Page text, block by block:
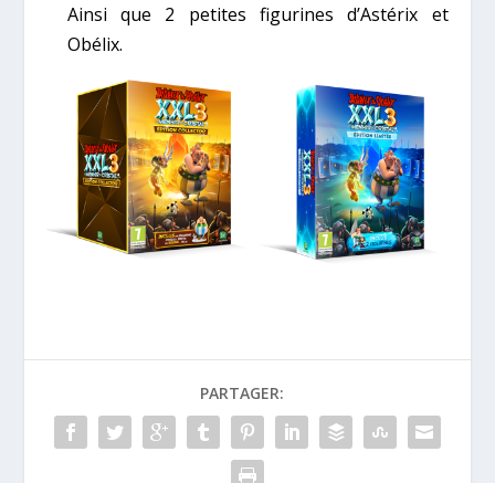
Ainsi que 2 petites figurines d’Astérix et
Obélix.
PARTAGER: